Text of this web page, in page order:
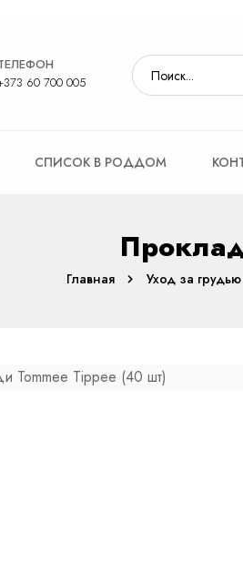
60 700 005
СПИСОК В РОДДОМ
Главная Уход за грудью